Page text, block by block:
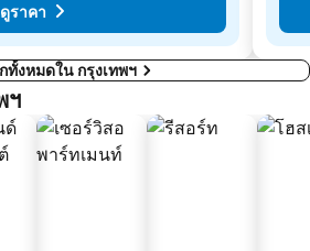
ดูราคา
ทั้งหมดใน กรุงเทพฯ
ฯ